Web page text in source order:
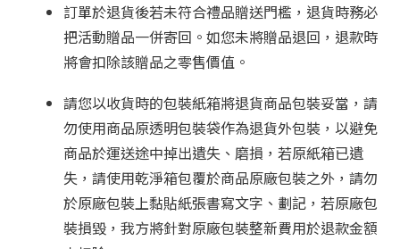
訂單於退貨後若未符合禮品贈送門檻，退貨時務必
把活動贈品一併寄回。如您未將贈品退回，退款時
將會扣除該贈品之零售價值。
請您以收貨時的包裝紙箱將退貨商品包裝妥當，請
勿使用商品原透明包裝袋作為退貨外包裝，以避免
商品於運送途中掉出遺失、磨損，若原紙箱已遺
失，請使用乾淨箱包覆於商品原廠包裝之外，請勿
於原廠包裝上黏貼紙張書寫文字、劃記，若原廠包
裝損毀，我方將針對原廠包裝整新費用於退款金額